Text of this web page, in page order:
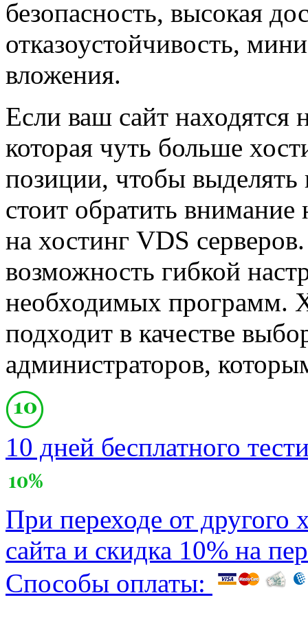
безопасность, высокая
отказоустойчивость,
вложения.
Если ваш сайт находятся
которая чуть больше
позиции, чтобы выделять
стоит обратить внимание
на хостинг VDS
возможность гибкой
необходимых программ.
подходит в качестве
администраторов,
10 дней бесплатного
При переходе от другого
сайта и скидка 10% на
Способы оплаты: